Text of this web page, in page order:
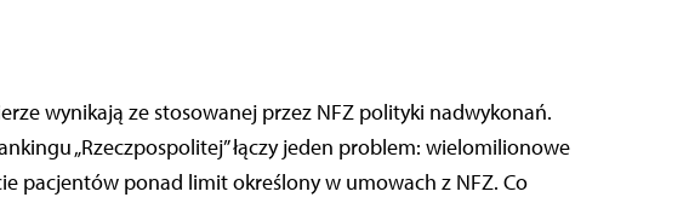
wynikają ze stosowanej przez NFZ polityki nadwykonań.
„Rzeczpospolitej” łączy jeden problem: wielomilionowe
pacjentów ponad limit określony w umowach z NFZ. Co